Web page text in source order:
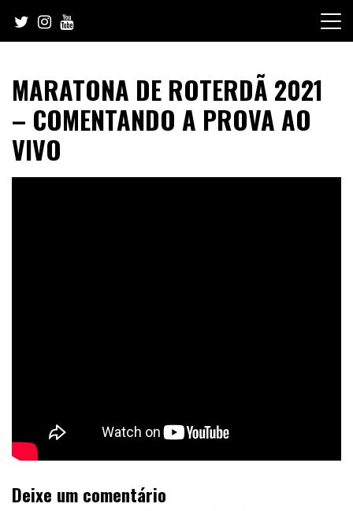
content
MARATONA DE ROTERDÃ 2021
– COMENTANDO A PROVA AO
VIVO
Deixe um comentário